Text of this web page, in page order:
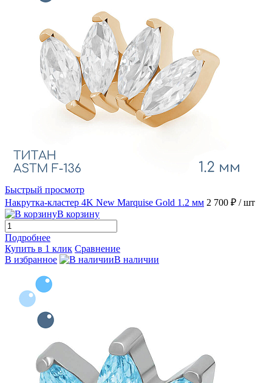
Быстрый просмотр
Накрутка-кластер 4K New Marquise Gold 1.2 мм 2 700 ₽ / шт
В корзину
Подробнее
Купить в 1 клик Сравнение
В избранное
В наличии